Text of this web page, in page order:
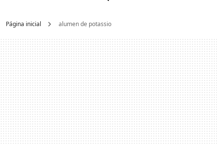
Página inicial alumen de potassio